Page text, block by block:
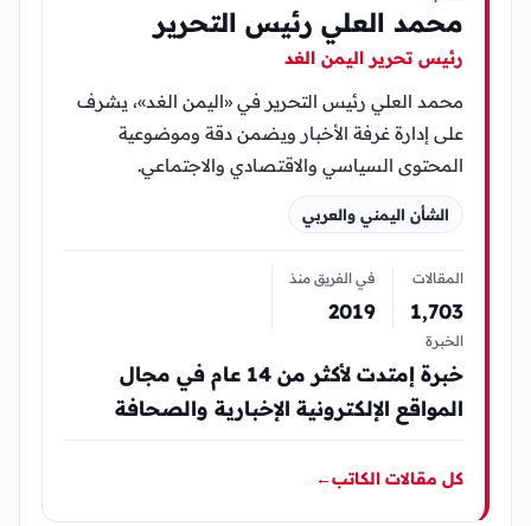
محمد العلي رئيس التحرير
رئيس تحرير اليمن الغد
محمد العلي رئيس التحرير في «اليمن الغد»، يشرف
على إدارة غرفة الأخبار ويضمن دقة وموضوعية
المحتوى السياسي والاقتصادي والاجتماعي.
الشأن اليمني والعربي
المقالات
1٬703
في الفريق منذ
2019
الخبرة
خبرة إمتدت لأكثر من 14 عام في مجال
المواقع الإلكترونية الإخبارية والصحافة
كل مقالات الكاتب←